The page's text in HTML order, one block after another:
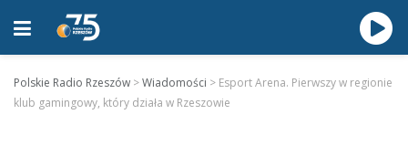
Polskie Radio Rzeszów >Wiadomości > Esport Arena. Pierwszy w regionie
klub gamingowy, który działa w Rzeszowie